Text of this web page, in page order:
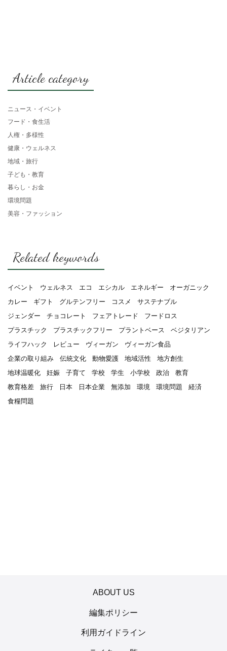
Article category
ニュース・イベント
フード・食生活
人権・多様性
健康・ウェルネス
地域・旅行
子ども・教育
暮らし・お金
環境問題
美容・ファッション
Related keywords
イベント ウェルネス エコ エシカル エネルギー
オーガニック
カレー
ギフト グルテンフリー コスメ
サステナブル
ジェンダー
チョコレート フェアトレード
フードロス
プラスチック
プラスチックフリー プラントベース
ベジタリアン
ライフハック
レビュー ヴィーガン
ヴィーガン食品
企業の取り組み
伝統文化 動物愛護 地域活性
地方創生
地球温暖化
妊娠 子育て 学校 学生 小学校 政治
教育
教育格差
旅行 日本 日本企業 無添加 環境 環境問題
経済
食糧問題
ABOUT US
編集ポリシー
利用ガイドライン